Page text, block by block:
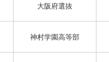
大阪府選抜
神村学園高等部